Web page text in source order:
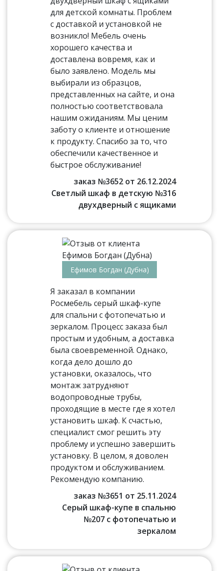
для детской комнаты. Проблем
с доставкой и установкой не
возникло! Мебель очень
хорошего качества и
доставлена вовремя, как и
было заявлено. Модель мы
выбирали из образцов,
представленных на сайте, и она
полностью соответствовала
нашим ожиданиям. Мы ценим
заботу о клиенте и отношение
к продукту. Спасибо за то, что
обеспечили качественное и
быстрое обслуживание!
заказ №3652 от 26.12.2024
Светлый шкаф в детскую №316
двухдверный с ящиками
Ефимов Богдан (Дубна)
Я заказал в компании
Росмебель серый шкаф-купе
для спальни с фотопечатью и
зеркалом. Процесс заказа был
простым и удобным, а доставка
была своевременной. Однако,
когда дело дошло до
установки, оказалось, что
монтаж затрудняют
водопроводные трубы,
проходящие в месте где я хотел
установить шкаф. К счастью,
специалист смог решить эту
проблему и успешно завершить
установку. В целом, я доволен
продуктом и обслуживанием.
Рекомендую компанию.
заказ №3651 от 25.11.2024
Серый шкаф-купе в спальню
№207 с фотопечатью и
зеркалом